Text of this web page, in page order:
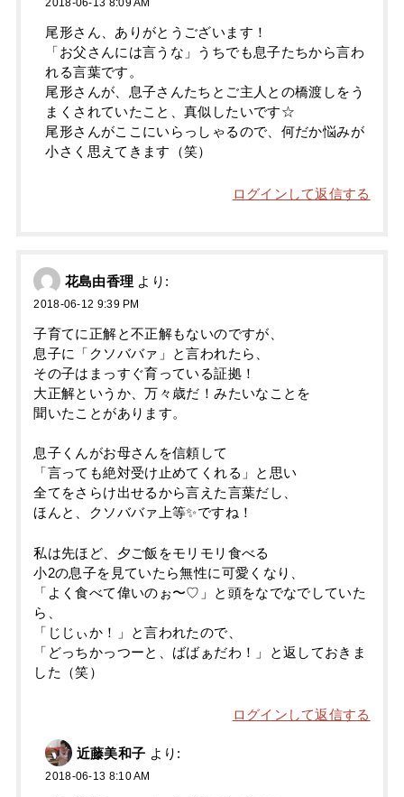
2018-06-13 8:09 AM
尾形さん、ありがとうございます！
「お父さんには言うな」うちでも息子たちから言わ
れる言葉です。
尾形さんが、息子さんたちとご主人との橋渡しをう
まくされていたこと、真似したいです☆
尾形さんがここにいらっしゃるので、何だか悩みが
小さく思えてきます（笑）
ログインして返信する
花島由香理 より:
2018-06-12 9:39 PM
子育てに正解と不正解もないのですが、
息子に「クソババァ」と言われたら、
その子はまっすぐ育っている証拠！
大正解というか、万々歳だ！みたいなことを
聞いたことがあります。
息子くんがお母さんを信頼して
「言っても絶対受け止めてくれる」と思い
全てをさらけ出せるから言えた言葉だし、
ほんと、クソババァ上等✨ですね！
私は先ほど、夕ご飯をモリモリ食べる
小2の息子を見ていたら無性に可愛くなり、
「よく食べて偉いのぉ〜♡」と頭をなでなでしていた
ら、
「じじぃか！」と言われたので、
「どっちかっつーと、ばばぁだわ！」と返しておきま
した（笑）
ログインして返信する
近藤美和子 より:
2018-06-13 8:10 AM